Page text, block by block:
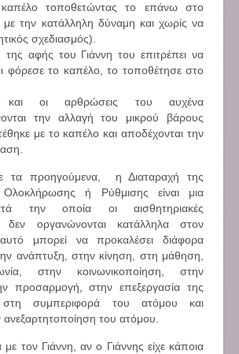
τοποθετώντας το επάνω στο
με την κατάλληλη δύναμη και χωρίς να
σχεδιασμός).
αφής του Γιάννη του επιτρέπει να
φόρεσε το καπέλο, το τοποθέτησε στο
οι αρθρώσεις του αυχένα
την αλλαγή του μικρού βάρους
με το καπέλο και αποδέχονται την
τα προηγούμενα, η Διαταραχή της
Ολοκλήρωσης ή Ρύθμισης είναι μια
την οποία οι αισθητηριακές
οργανώνονται κατάλληλα στον
μπορεί να προκαλέσει διάφορα
ανάπτυξη, στην κίνηση, στη μάθηση,
στην κοινωνικοποίηση, στην
προσαρμογή, στην επεξεργασία της
στη συμπεριφορά του ατόμου και
ανεξαρτητοποίηση του ατόμου.
τον Γιάννη, αν ο Γιάννης είχε κάποια